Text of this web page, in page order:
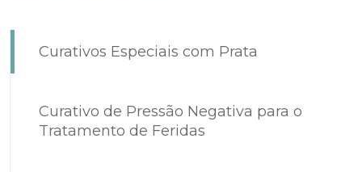
Curativos Especiais com Prata
Curativo de Pressão Negativa para o
Tratamento de Feridas